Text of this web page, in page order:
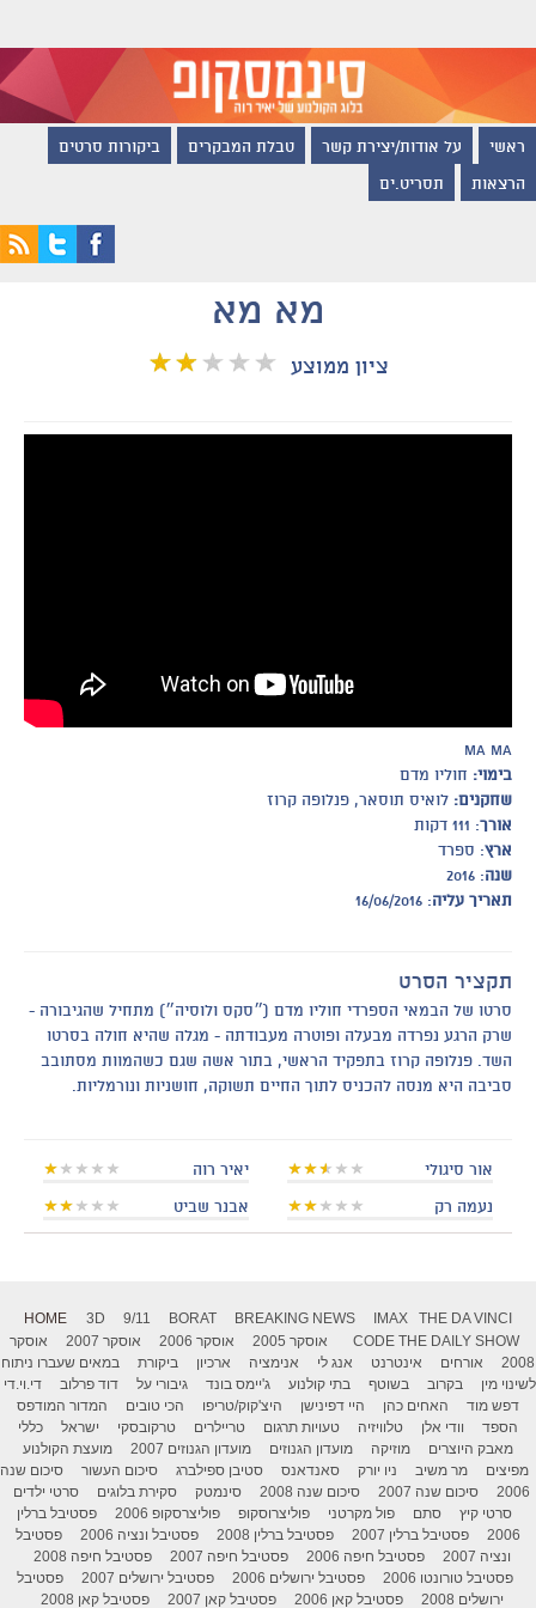
ראשי על אודות/יצירת קשר טבלת המבקרים ביקורות סרטים
הרצאות תסריט.ים
מא מא
ציון ממוצע
ma ma
בימוי: חוליו מדם
שחקנים: לואיס תוסאר, פנלופה קרוז
אורך: 111 דקות
ארץ: ספרד
שנה: 2016
תאריך עליה: 16/06/2016
תקציר הסרט
סרטו של הבמאי הספרדי חוליו מדם (״סקס ולוסיה״) מתחיל שהגיבורה -
שרק הרגע נפרדה מבעלה ופוטרה מעבודתה - מגלה שהיא חולה בסרטו
השד. פנלופה קרוז בתפקיד הראשי, בתור אשה שגם כשהמוות מסתובב
סביבה היא מנסה להכניס לתוך החיים תשוקה, חושניות ונורמליות.
אור סיגולי יאיר רוה
נעמה רק אבנר שביט
HOME 3D 9/11 BORAT BREAKING NEWS IMAX
THE DA VINCI
CODE THE DAILY SHOW אוסקר 2005 אוסקר 2006 אוסקר 2007
אוסקר
2008
אורחים אינטרנט אנג לי אנימציה ארכיון ביקורת
במאים שעברו ניתוח
לשינוי מין
בקרוב בשוטף בתי קולנוע ג'יימס בונד גיבורי על דוד פרלוב
די.וי.די
דפש מוד
האחים כהן היי דפינישן היצ'קוק/טריפו הכי טובים
המדור המודפס
הספד
וודי אלן טלוויזיה טעויות תרגום טריילרים טרקובסקי ישראל
כללי
מאבק היוצרים
מוזיקה מועדון הגנוזים מועדון הגנוזים 2007
מועצת הקולנוע
מפיצים
מר משיב ניו יורק סאנדאנס סטיבן ספילברג סיכום העשור
סיכום שנה
2006
סיכום שנה 2007 סיכום שנה 2008 סינמטק סקירת בלוגים
סרטי ילדים
סרטי קיץ
סתם פול מקרטני פוליצרוסקופ פוליצרסקופ 2006
פסטיבל ברלין
2006
פסטיבל ברלין 2007 פסטיבל ברלין 2008 פסטיבל ונציה 2006
פסטיבל
ונציה 2007
פסטיבל חיפה 2006 פסטיבל חיפה 2007
פסטיבל חיפה 2008
פסטיבל טורונטו 2006
פסטיבל ירושלים 2006 פסטיבל ירושלים 2007
פסטיבל
ירושלים 2008
פסטיבל קאן 2006 פסטיבל קאן 2007 פסטיבל קאן 2008